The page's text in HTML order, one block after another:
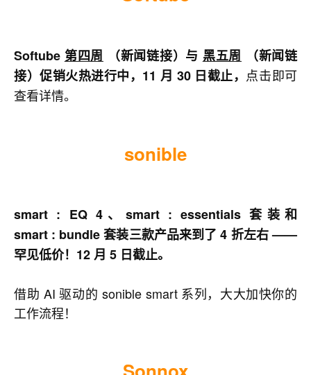
Softube 第四周 （新闻链接） 与 黑五周
（新闻链
接）促销火热进行中，11 月 30 日截止， 点击即可
查看详情。
sonible
smart : EQ 4、smart : essentials 套装和
smart : bundle 套装三款产品来到了 4 折左右 ——
罕见低价！12 月 5 日截止。
借助 AI 驱动的 sonible smart 系列，大大加快你的
工作流程！